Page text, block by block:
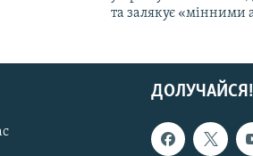
та залякує «мінними
ДОЛУЧАЙСЯ!